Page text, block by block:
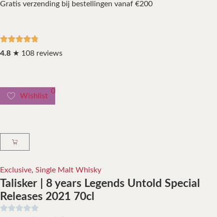
Gratis verzending bij bestellingen vanaf €200
4.8 ★ 108 reviews
Wishlist
0
Exclusive, Single Malt Whisky
Talisker | 8 years Legends Untold Special
Releases 2021 70cl